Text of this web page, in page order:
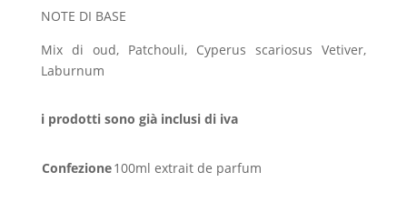
NOTE DI BASE
Mix di oud, Patchouli, Cyperus scariosus Vetiver,
Laburnum
i prodotti sono già inclusi di iva
Confezione100ml extrait de parfum